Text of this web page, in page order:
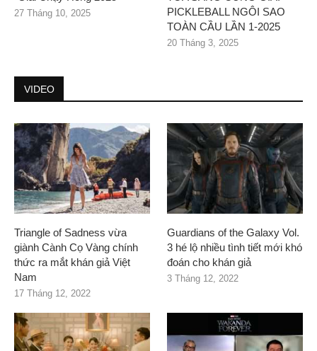
27 Tháng 10, 2025
PICKLEBALL NGÔI SAO
TOÀN CẦU LẦN 1-2025
20 Tháng 3, 2025
VIDEO
Triangle of Sadness vừa
giành Cành Cọ Vàng chính
thức ra mắt khán giả Việt
Nam
17 Tháng 12, 2022
Guardians of the Galaxy Vol.
3 hé lộ nhiều tình tiết mới khó
đoán cho khán giả
3 Tháng 12, 2022